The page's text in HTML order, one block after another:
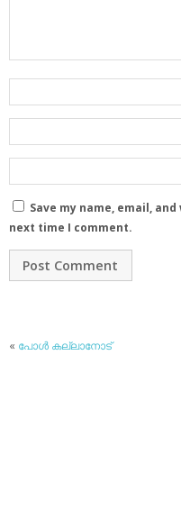
Save my name, email,
next time I comment.
« പോള്‍ കല്ലാനോട്